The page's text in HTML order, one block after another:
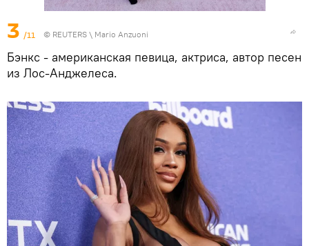
3 /11 © REUTERS \ Mario Anzuoni
Бэнкс - американская певица, актриса, автор песен
из Лос-Анджелеса.